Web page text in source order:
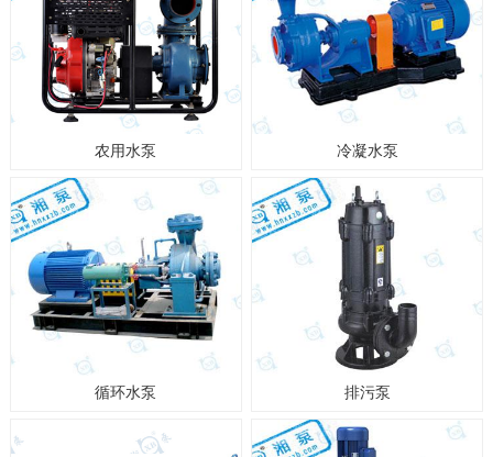
农用水泵 冷凝水泵
循环水泵 排污泵